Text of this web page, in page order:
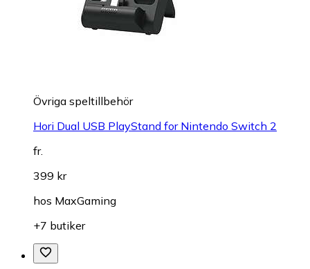
Övriga speltillbehör
Hori Dual USB PlayStand for Nintendo Switch 2
fr.
399 kr
hos MaxGaming
+7 butiker